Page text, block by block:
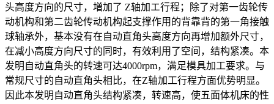
头高度方向的尺寸，増加了 Z轴加エ行程；除了对第一齿轮传
动机构和第二齿轮传动机构起支撑作用的背靠背的第一角接触
球轴承外，基本没有在自动直角头高度方向再增加额外尺寸，
在减小高度方向尺寸的同时，有效利用了空间，结构紧凑。本
发明自动直角头的转速可达4000rpm，满足模具加工要求。与
常规尺寸的自动直角头相比，在Z轴加工行程方面优势明显。
因此本发明自动直角头结构紧凑，转速高，使五面体机床的性